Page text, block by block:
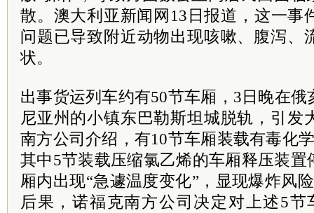
散。澳大利亚新闻网13日报道，这一事
问题已导致附近动物出现咳嗽、腹泻、
状。
出事货运列车约有50节车厢，3日晚在
尼亚州的小镇东巴勒斯坦城脱轨，引发
南方公司介绍，有10节车厢装载有毒化
其中5节装载压缩氯乙烯的车厢释压装
厢内出现“急遽温度变化”，显现爆炸风
后果，诺福克南方公司决定对上述5节